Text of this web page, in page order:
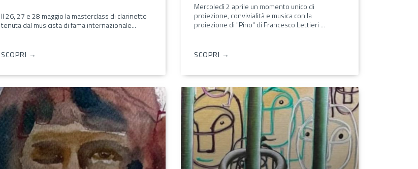
Il 26, 27 e 28 maggio la masterclass di clarinetto
tenuta dal musicista di fama internazionale...
SCOPRI →
Mercoledì 2 aprile un momento unico di
proiezione, convivialità e musica con la
proiezione di "Pino" di Francesco Lettieri ...
SCOPRI →